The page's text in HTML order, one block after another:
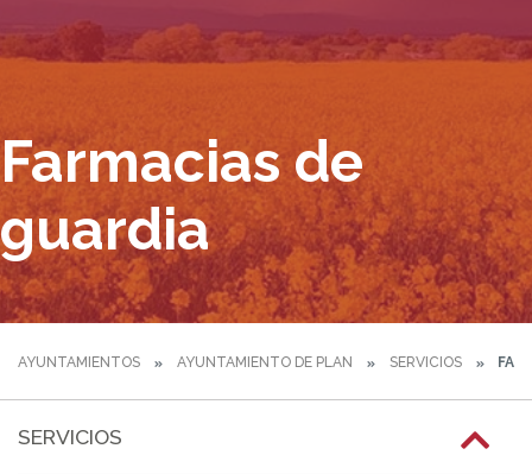
Farmacias de
guardia
AYUNTAMIENTOS AYUNTAMIENTO DE PLAN SERVICIOS
SERVICIOS